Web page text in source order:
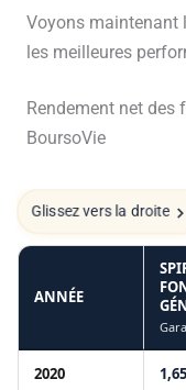
Voyons maintenant
les meilleures
Rendement net des
BoursoVie
Glissez vers la droite
ANNÉE
2020